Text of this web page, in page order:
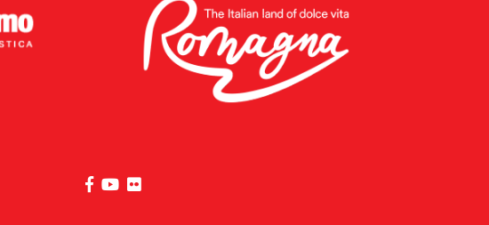
die Seite Facebook von Riviera di Rimini besuchen
die Seite YouTube von Riviera di Rimini besuchen
die Seite Flickr von Riviera di Rimini besuchen